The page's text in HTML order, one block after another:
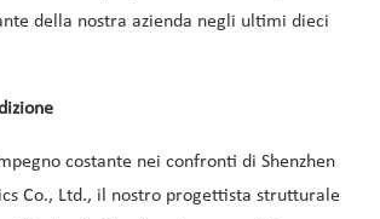
della nostra azienda negli ultimi dieci
costante nei confronti di Shenzhen
Co., Ltd., il nostro progettista strutturale